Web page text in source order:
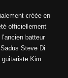
créée en
officiellement
batteur
Steve Di
Kim